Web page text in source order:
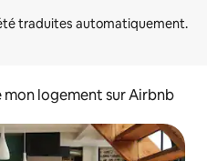
logement sur Airbnb